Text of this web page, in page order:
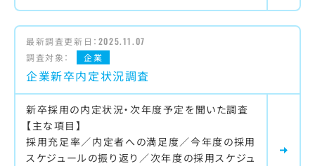
最新調査更新日： 2025.11.07
調査対象：
企業
企業新卒内定状況調査
新卒採用の内定状況・次年度予定を聞いた調査
【主な項目】
採用充足率／内定者への満足度／今年度の採用
スケジュールの振り返り／次年度の採用スケジュ